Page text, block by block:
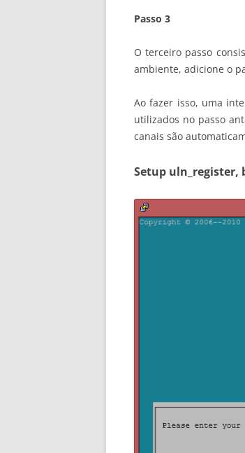
Passo 3
O terceiro passo
ambiente, adicione o
Ao fazer isso, uma
utilizados no passo
canais são
Setup